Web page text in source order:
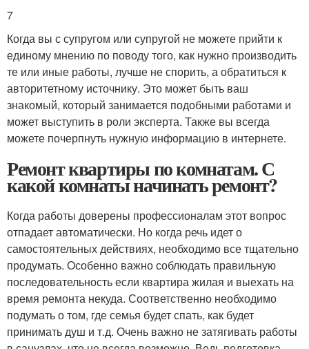
7
Когда вы с супругом или супругой не можете прийти к
единому мнению по поводу того, как нужно производить
те или иные работы, лучше не спорить, а обратиться к
авторитетному источнику. Это может быть ваш
знакомый, который занимается подобными работами и
может выступить в роли эксперта. Также вы всегда
можете почерпнуть нужную информацию в интернете.
Ремонт квартиры по комнатам. С
какой комнаты начинать ремонт?
Когда работы доверены профессионалам этот вопрос
отпадает автоматически. Но когда речь идет о
самостоятельных действиях, необходимо все тщательно
продумать. Особенно важно соблюдать правильную
последовательность если квартира жилая и выехать на
время ремонта некуда. Соответственно необходимо
подумать о том, где семья будет спать, как будет
принимать душ и т.д. Очень важно не затягивать работы